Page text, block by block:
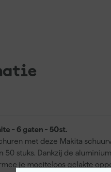
- 6 gaten - 50st.
met deze Makita
50 stuks. Dankzij de
je moeiteloos gelakte